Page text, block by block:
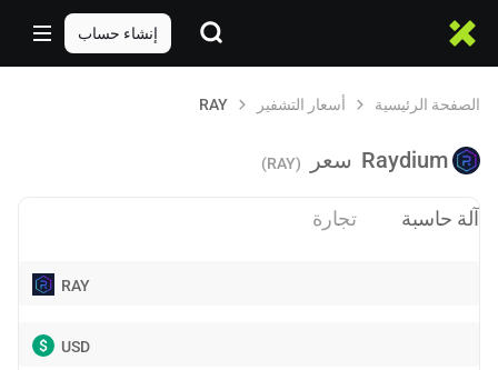
إنشاء حساب
الصفحة الرئيسية أسعار التشفير RAY
Raydium سعر (RAY)
آلة حاسبة تجارة
RAY
USD
$